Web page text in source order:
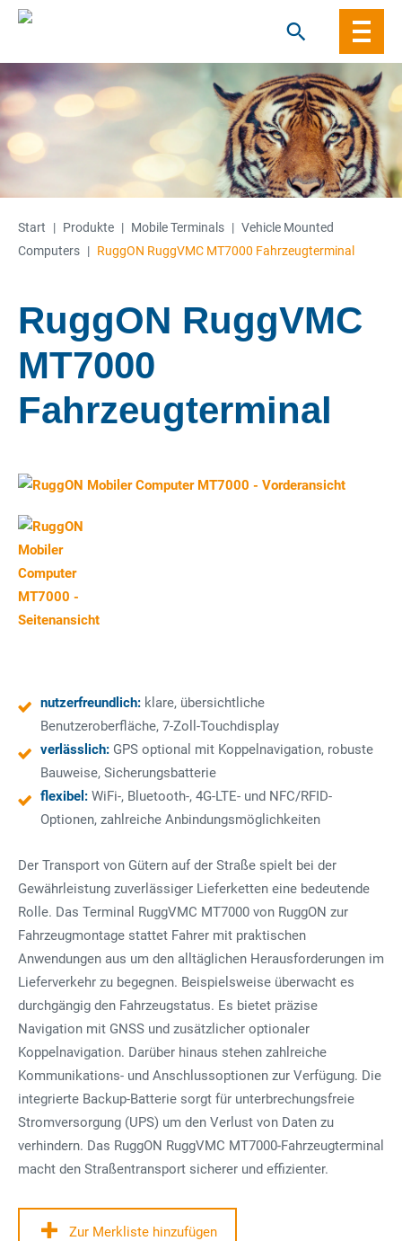
to
content
Start | Produkte | Mobile Terminals | Vehicle Mounted
Computers | RuggON RuggVMC MT7000 Fahrzeugterminal
RuggON RuggVMC
MT7000
Fahrzeugterminal
nutzerfreundlich: klare, übersichtliche
Benutzeroberfläche, 7-Zoll-Touchdisplay
verlässlich: GPS optional mit Koppelnavigation, robuste
Bauweise, Sicherungsbatterie
flexibel: WiFi-, Bluetooth-, 4G-LTE- und NFC/RFID-
Optionen, zahlreiche Anbindungsmöglichkeiten
Der Transport von Gütern auf der Straße spielt bei der
Gewährleistung zuverlässiger Lieferketten eine bedeutende
Rolle. Das Terminal RuggVMC MT7000 von RuggON zur
Fahrzeugmontage stattet Fahrer mit praktischen
Anwendungen aus um den alltäglichen Herausforderungen im
Lieferverkehr zu begegnen. Beispielsweise überwacht es
durchgängig den Fahrzeugstatus. Es bietet präzise
Navigation mit GNSS und zusätzlicher optionaler
Koppelnavigation. Darüber hinaus stehen zahlreiche
Kommunikations- und Anschlussoptionen zur Verfügung. Die
integrierte Backup-Batterie sorgt für unterbrechungsfreie
Stromversorgung (UPS) um den Verlust von Daten zu
verhindern. Das RuggON RuggVMC MT7000-Fahrzeugterminal
macht den Straßentransport sicherer und effizienter.
Zur Merkliste hinzufügen